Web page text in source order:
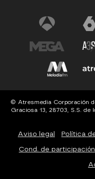
© Atresmedia Corporación
Graciosa 13, 28703, S.S. de
Aviso legal Política
Cond. de participación